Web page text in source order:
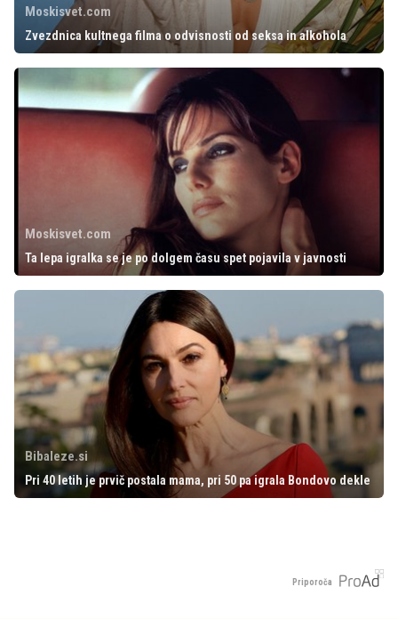
Moskisvet.com
Zvezdnica kultnega filma o odvisnosti od seksa in alkohola
Moskisvet.com
Ta lepa igralka se je po dolgem času spet pojavila v javnosti
Bibaleze.si
Pri 40 letih je prvič postala mama, pri 50 pa igrala Bondovo dekle
Priporoča